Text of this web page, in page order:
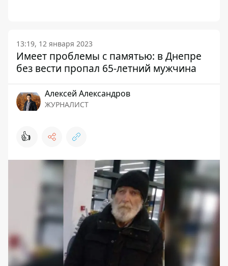
13:19, 12 января 2023
Имеет проблемы с памятью: в Днепре
без вести пропал 65-летний мужчина
Алексей Александров
ЖУРНАЛИСТ
👍